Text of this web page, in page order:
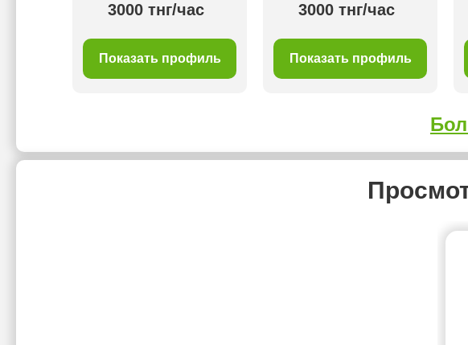
3000 тнг/час
Показать профиль
3000 тнг/час
Показать профиль